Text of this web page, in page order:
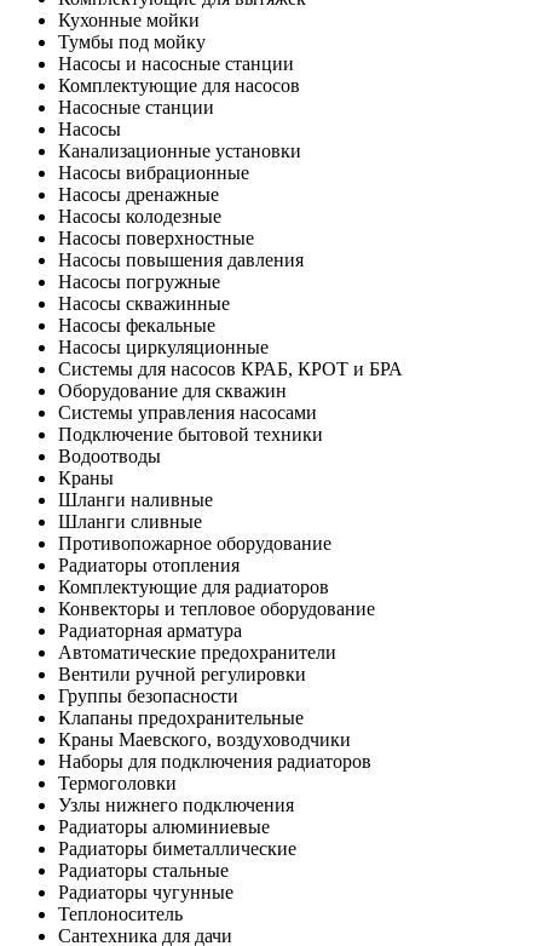
Кухонные мойки
Тумбы под мойку
Насосы и насосные станции
Комплектующие для насосов
Насосные станции
Насосы
Канализационные установки
Насосы вибрационные
Насосы дренажные
Насосы колодезные
Насосы поверхностные
Насосы повышения давления
Насосы погружные
Насосы скважинные
Насосы фекальные
Насосы циркуляционные
Системы для насосов КРАБ, КРОТ и БРА
Оборудование для скважин
Системы управления насосами
Подключение бытовой техники
Водоотводы
Краны
Шланги наливные
Шланги сливные
Противопожарное оборудование
Радиаторы отопления
Комплектующие для радиаторов
Конвекторы и тепловое оборудование
Радиаторная арматура
Автоматические предохранители
Вентили ручной регулировки
Группы безопасности
Клапаны предохранительные
Краны Маевского, воздуховодчики
Наборы для подключения радиаторов
Термоголовки
Узлы нижнего подключения
Радиаторы алюминиевые
Радиаторы биметаллические
Радиаторы стальные
Радиаторы чугунные
Теплоноситель
Сантехника для дачи